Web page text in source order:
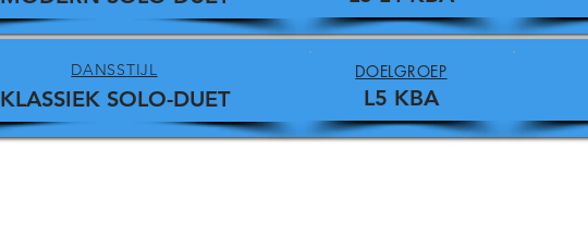
DANSSTIJL
KLASSIEK SOLO-DUET
DOELGROEP
L5 KBA